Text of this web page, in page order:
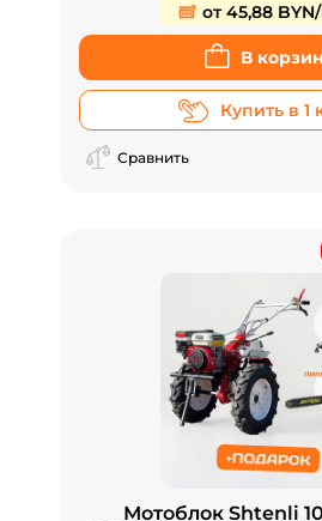
от 45,88
В
Купить в 1
Сравнить
Мотоблок Shtenli